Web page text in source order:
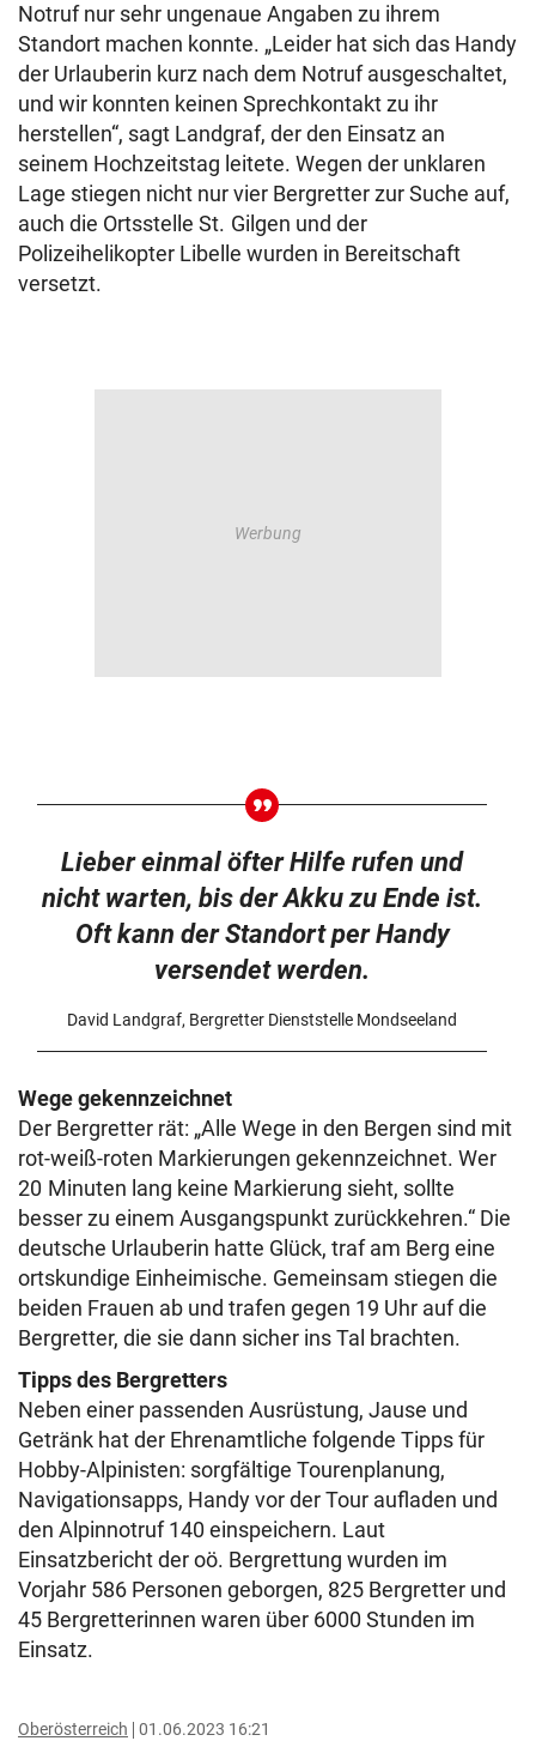
Notruf nur sehr ungenaue Angaben zu ihrem
Standort machen konnte. „Leider hat sich das Handy
der Urlauberin kurz nach dem Notruf ausgeschaltet,
und wir konnten keinen Sprechkontakt zu ihr
herstellen“, sagt Landgraf, der den Einsatz an
seinem Hochzeitstag leitete. Wegen der unklaren
Lage stiegen nicht nur vier Bergretter zur Suche auf,
auch die Ortsstelle St. Gilgen und der
Polizeihelikopter Libelle wurden in Bereitschaft
versetzt.
Lieber einmal öfter Hilfe rufen und
nicht warten, bis der Akku zu Ende ist.
Oft kann der Standort per Handy
versendet werden.
David Landgraf, Bergretter Dienststelle Mondseeland
Wege gekennzeichnet
Der Bergretter rät: „Alle Wege in den Bergen sind mit
rot-weiß-roten Markierungen gekennzeichnet. Wer
20 Minuten lang keine Markierung sieht, sollte
besser zu einem Ausgangspunkt zurückkehren.“ Die
deutsche Urlauberin hatte Glück, traf am Berg eine
ortskundige Einheimische. Gemeinsam stiegen die
beiden Frauen ab und trafen gegen 19 Uhr auf die
Bergretter, die sie dann sicher ins Tal brachten.
Tipps des Bergretters
Neben einer passenden Ausrüstung, Jause und
Getränk hat der Ehrenamtliche folgende Tipps für
Hobby-Alpinisten: sorgfältige Tourenplanung,
Navigationsapps, Handy vor der Tour aufladen und
den Alpinnotruf 140 einspeichern. Laut
Einsatzbericht der oö. Bergrettung wurden im
Vorjahr 586 Personen geborgen, 825 Bergretter und
45 Bergretterinnen waren über 6000 Stunden im
Einsatz.
Oberösterreich 01.06.2023 16:21